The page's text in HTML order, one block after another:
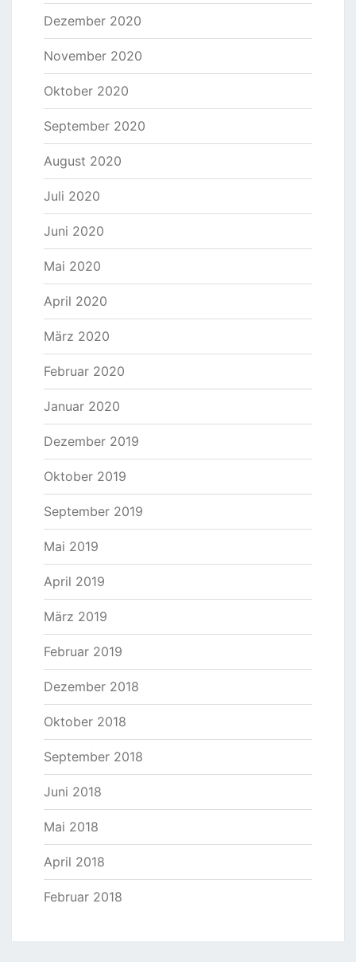
Dezember 2020
November 2020
Oktober 2020
September 2020
August 2020
Juli 2020
Juni 2020
Mai 2020
April 2020
März 2020
Februar 2020
Januar 2020
Dezember 2019
Oktober 2019
September 2019
Mai 2019
April 2019
März 2019
Februar 2019
Dezember 2018
Oktober 2018
September 2018
Juni 2018
Mai 2018
April 2018
Februar 2018